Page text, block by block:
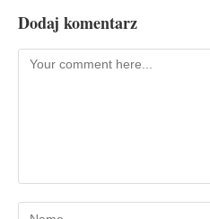
Dodaj komentarz